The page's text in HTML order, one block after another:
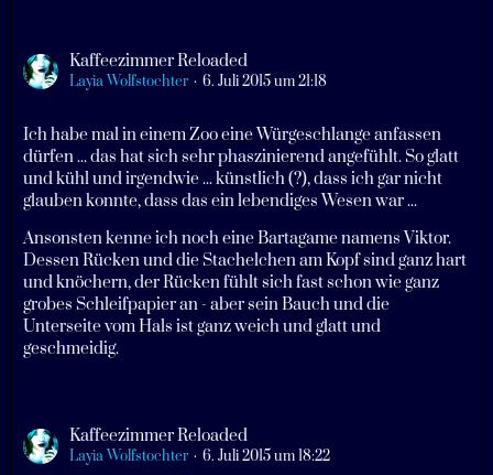
Kaffeezimmer Reloaded
Layia Wolfstochter 6. Juli 2015 um 21:18
Ich habe mal in einem Zoo eine Würgeschlange anfassen
dürfen ... das hat sich sehr phaszinierend angefühlt. So glatt
und kühl und irgendwie ... künstlich (?), dass ich gar nicht
glauben konnte, dass das ein lebendiges Wesen war ...
Ansonsten kenne ich noch eine Bartagame namens Viktor.
Dessen Rücken und die Stachelchen am Kopf sind ganz hart
und knöchern, der Rücken fühlt sich fast schon wie ganz
grobes Schleifpapier an - aber sein Bauch und die
Unterseite vom Hals ist ganz weich und glatt und
geschmeidig.
Kaffeezimmer Reloaded
Layia Wolfstochter 6. Juli 2015 um 18:22